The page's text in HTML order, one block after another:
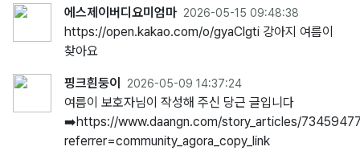
에스제이버디요미엄마 2026-05-15 09:48:38
https://open.kakao.com/o/gyaClgti 강아지 여름이
찾아요
핑크흰둥이 2026-05-09 14:37:24
여름이 보호자님이 작성해 주신 당근 글입니다
➡️https://www.daangn.com/story_articles/
referrer=community_agora_copy_link